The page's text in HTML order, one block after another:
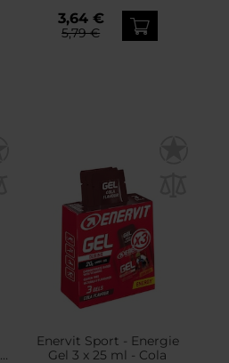
3,64 €
5,79 €
Enervit Sport - Energie
Gel 3 x 25 ml - Cola